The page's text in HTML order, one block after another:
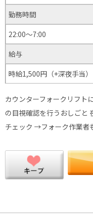
勤務時間
22:00～7:00
給与
時給1,500円（+深夜手当）
カウンターフォークリフト
の目視確認を行うおしごと
チェック →フォーク作業